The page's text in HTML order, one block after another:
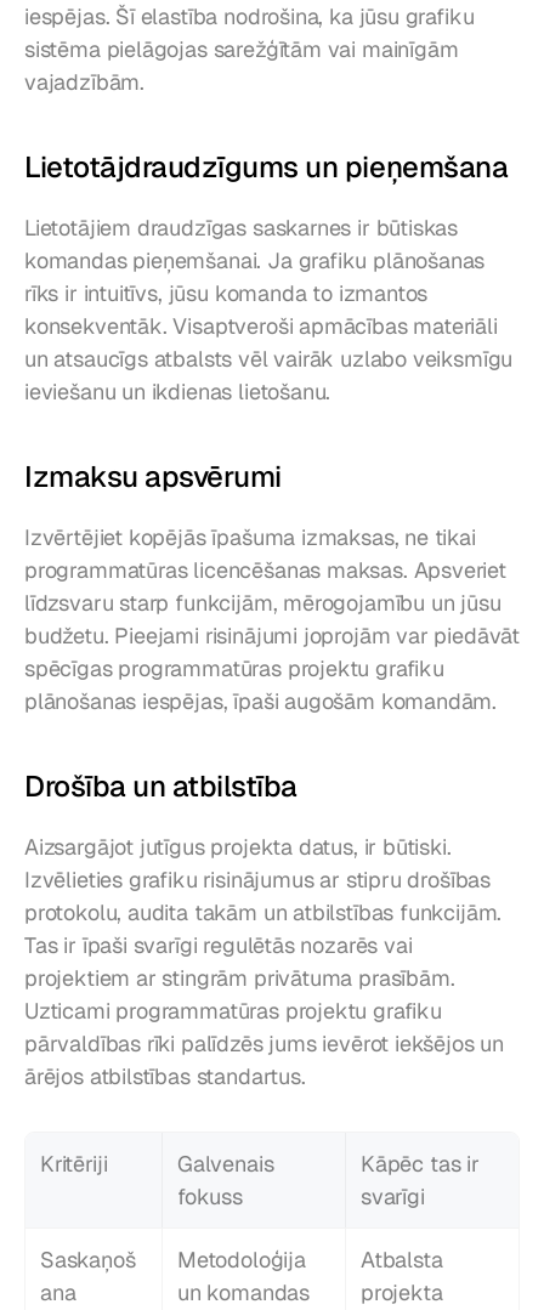
iespējas. Šī elastība nodrošina, ka jūsu grafiku
sistēma pielāgojas sarežģītām vai mainīgām
vajadzībām.
Lietotājdraudzīgums un pieņemšana
Lietotājiem draudzīgas saskarnes ir būtiskas
komandas pieņemšanai. Ja grafiku plānošanas
rīks ir intuitīvs, jūsu komanda to izmantos
konsekventāk. Visaptveroši apmācības materiāli
un atsaucīgs atbalsts vēl vairāk uzlabo veiksmīgu
ieviešanu un ikdienas lietošanu.
Izmaksu apsvērumi
Izvērtējiet kopējās īpašuma izmaksas, ne tikai
programmatūras licencēšanas maksas. Apsveriet
līdzsvaru starp funkcijām, mērogojamību un jūsu
budžetu. Pieejami risinājumi joprojām var piedāvāt
spēcīgas programmatūras projektu grafiku
plānošanas iespējas, īpaši augošām komandām.
Drošība un atbilstība
Aizsargājot jutīgus projekta datus, ir būtiski.
Izvēlieties grafiku risinājumus ar stipru drošības
protokolu, audita takām un atbilstības funkcijām.
Tas ir īpaši svarīgi regulētās nozarēs vai
projektiem ar stingrām privātuma prasībām.
Uzticami programmatūras projektu grafiku
pārvaldības rīki palīdzēs jums ievērot iekšējos un
ārējos atbilstības standartus.
Kritēriji
Galvenais
fokuss
Kāpēc tas ir
svarīgi
Saskaņoš
ana
Metodoloģija
un komandas
Atbalsta
projekta